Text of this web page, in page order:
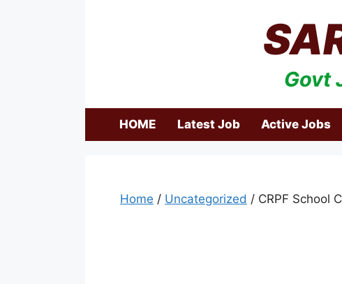
Govt
HOME Latest Job Active Jobs
Home / Uncategorized / CRPF School